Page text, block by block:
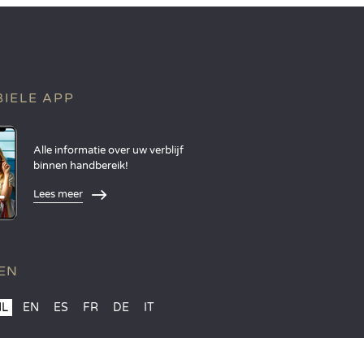
APP
Alle informatie over uw verblijf
binnen handbereik!
Lees meer
EN ES FR DE IT